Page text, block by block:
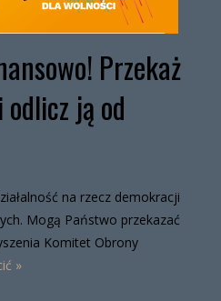
Przekaż
ją od
na rzecz demokracji
Mogą Państwo przekazać
Komitet Obrony
»